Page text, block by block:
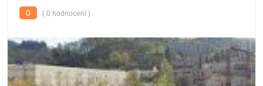
0
( 0 hodnocení )